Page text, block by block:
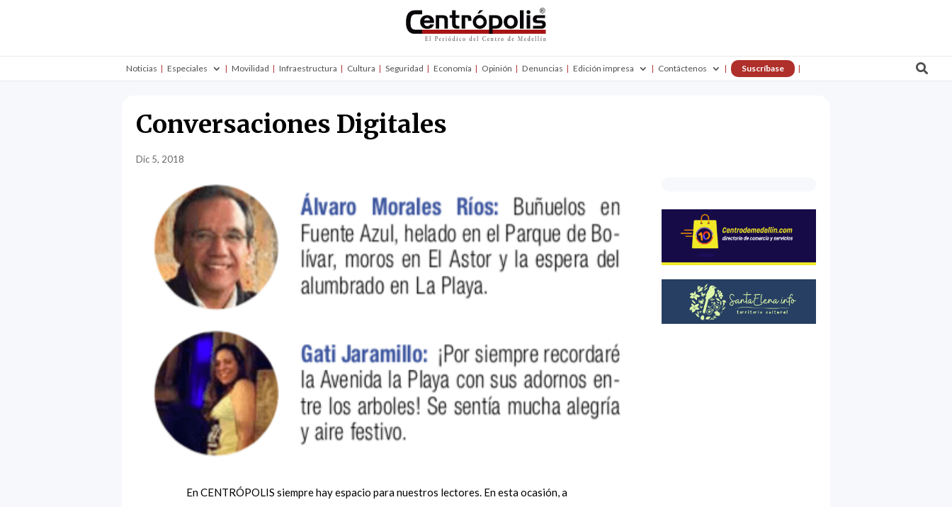
Noticias Especiales Movilidad Infraestructura Cultura Seguridad Economía Opinión Denuncias Edición impresa Contáctenos Suscríbase 
Conversaciones Digitales
Dic 5, 2018
En CENTRÓPOLIS siempre hay espacio para nuestros lectores. En esta ocasión, a